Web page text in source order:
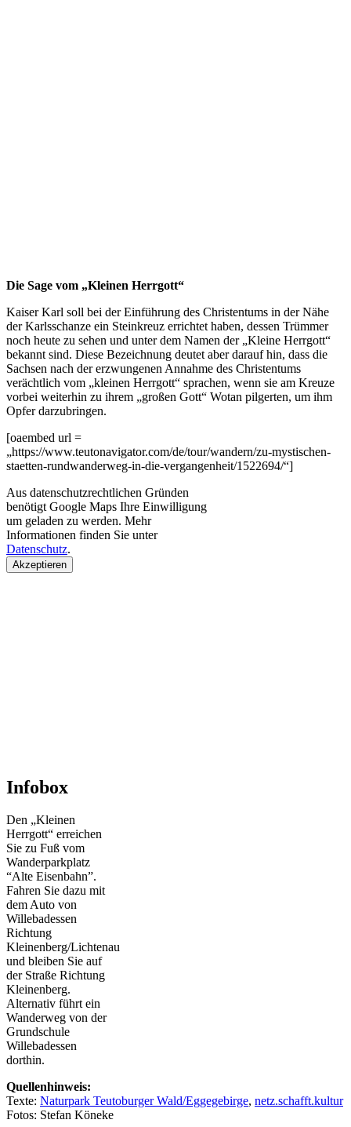
Die Sage vom „Kleinen Herrgott“
Kaiser Karl soll bei der Einführung des Christentums in der Nähe
der Karlsschanze ein Steinkreuz errichtet haben, dessen Trümmer
noch heute zu sehen und unter dem Namen der „Kleine Herrgott“
bekannt sind. Diese Bezeichnung deutet aber darauf hin, dass die
Sachsen nach der erzwungenen Annahme des Christentums
verächtlich vom „kleinen Herrgott“ sprachen, wenn sie am Kreuze
vorbei weiterhin zu ihrem „großen Gott“ Wotan pilgerten, um ihm
Opfer darzubringen.
[oaembed url =
„https://www.teutonavigator.com/de/tour/wandern/zu-mystischen-
staetten-rundwanderweg-in-die-vergangenheit/1522694/“]
Aus datenschutzrechtlichen Gründen
benötigt Google Maps Ihre Einwilligung
um geladen zu werden. Mehr
Informationen finden Sie unter
Datenschutz.
Akzeptieren
Infobox
Den „Kleinen
Herrgott“ erreichen
Sie zu Fuß vom
Wanderparkplatz
“Alte Eisenbahn”.
Fahren Sie dazu mit
dem Auto von
Willebadessen
Richtung
Kleinenberg/Lichtenau
und bleiben Sie auf
der Straße Richtung
Kleinenberg.
Alternativ führt ein
Wanderweg von der
Grundschule
Willebadessen
dorthin.
Quellenhinweis:
Texte: Naturpark Teutoburger Wald/Eggegebirge, netz.schafft.kultur
Fotos: Stefan Köneke